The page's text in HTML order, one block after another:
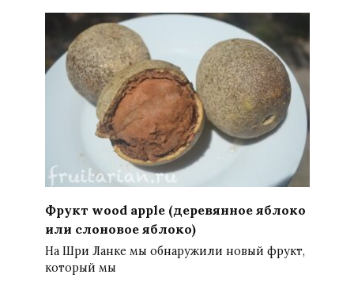
Фрукт wood apple (деревянное яблоко
или слоновое яблоко)
На Шри Ланке мы обнаружили новый фрукт,
который мы